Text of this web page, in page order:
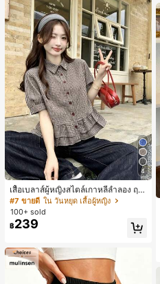
4
เสื้อเบลาส์ผู้หญิงสไตล์เกาหลีลำลอง ฤดู
ใบไม้ผลิ/ฤดูร้อนใหม่ ชายระบาย ชิคแล
ะหรูหรา
#7 ขายดี ใน วันหยุด เสื้อผู้หญิง
100+ sold
฿239